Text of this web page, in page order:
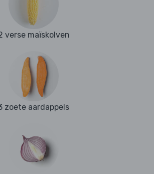
verse maïskolven
zoete aardappels